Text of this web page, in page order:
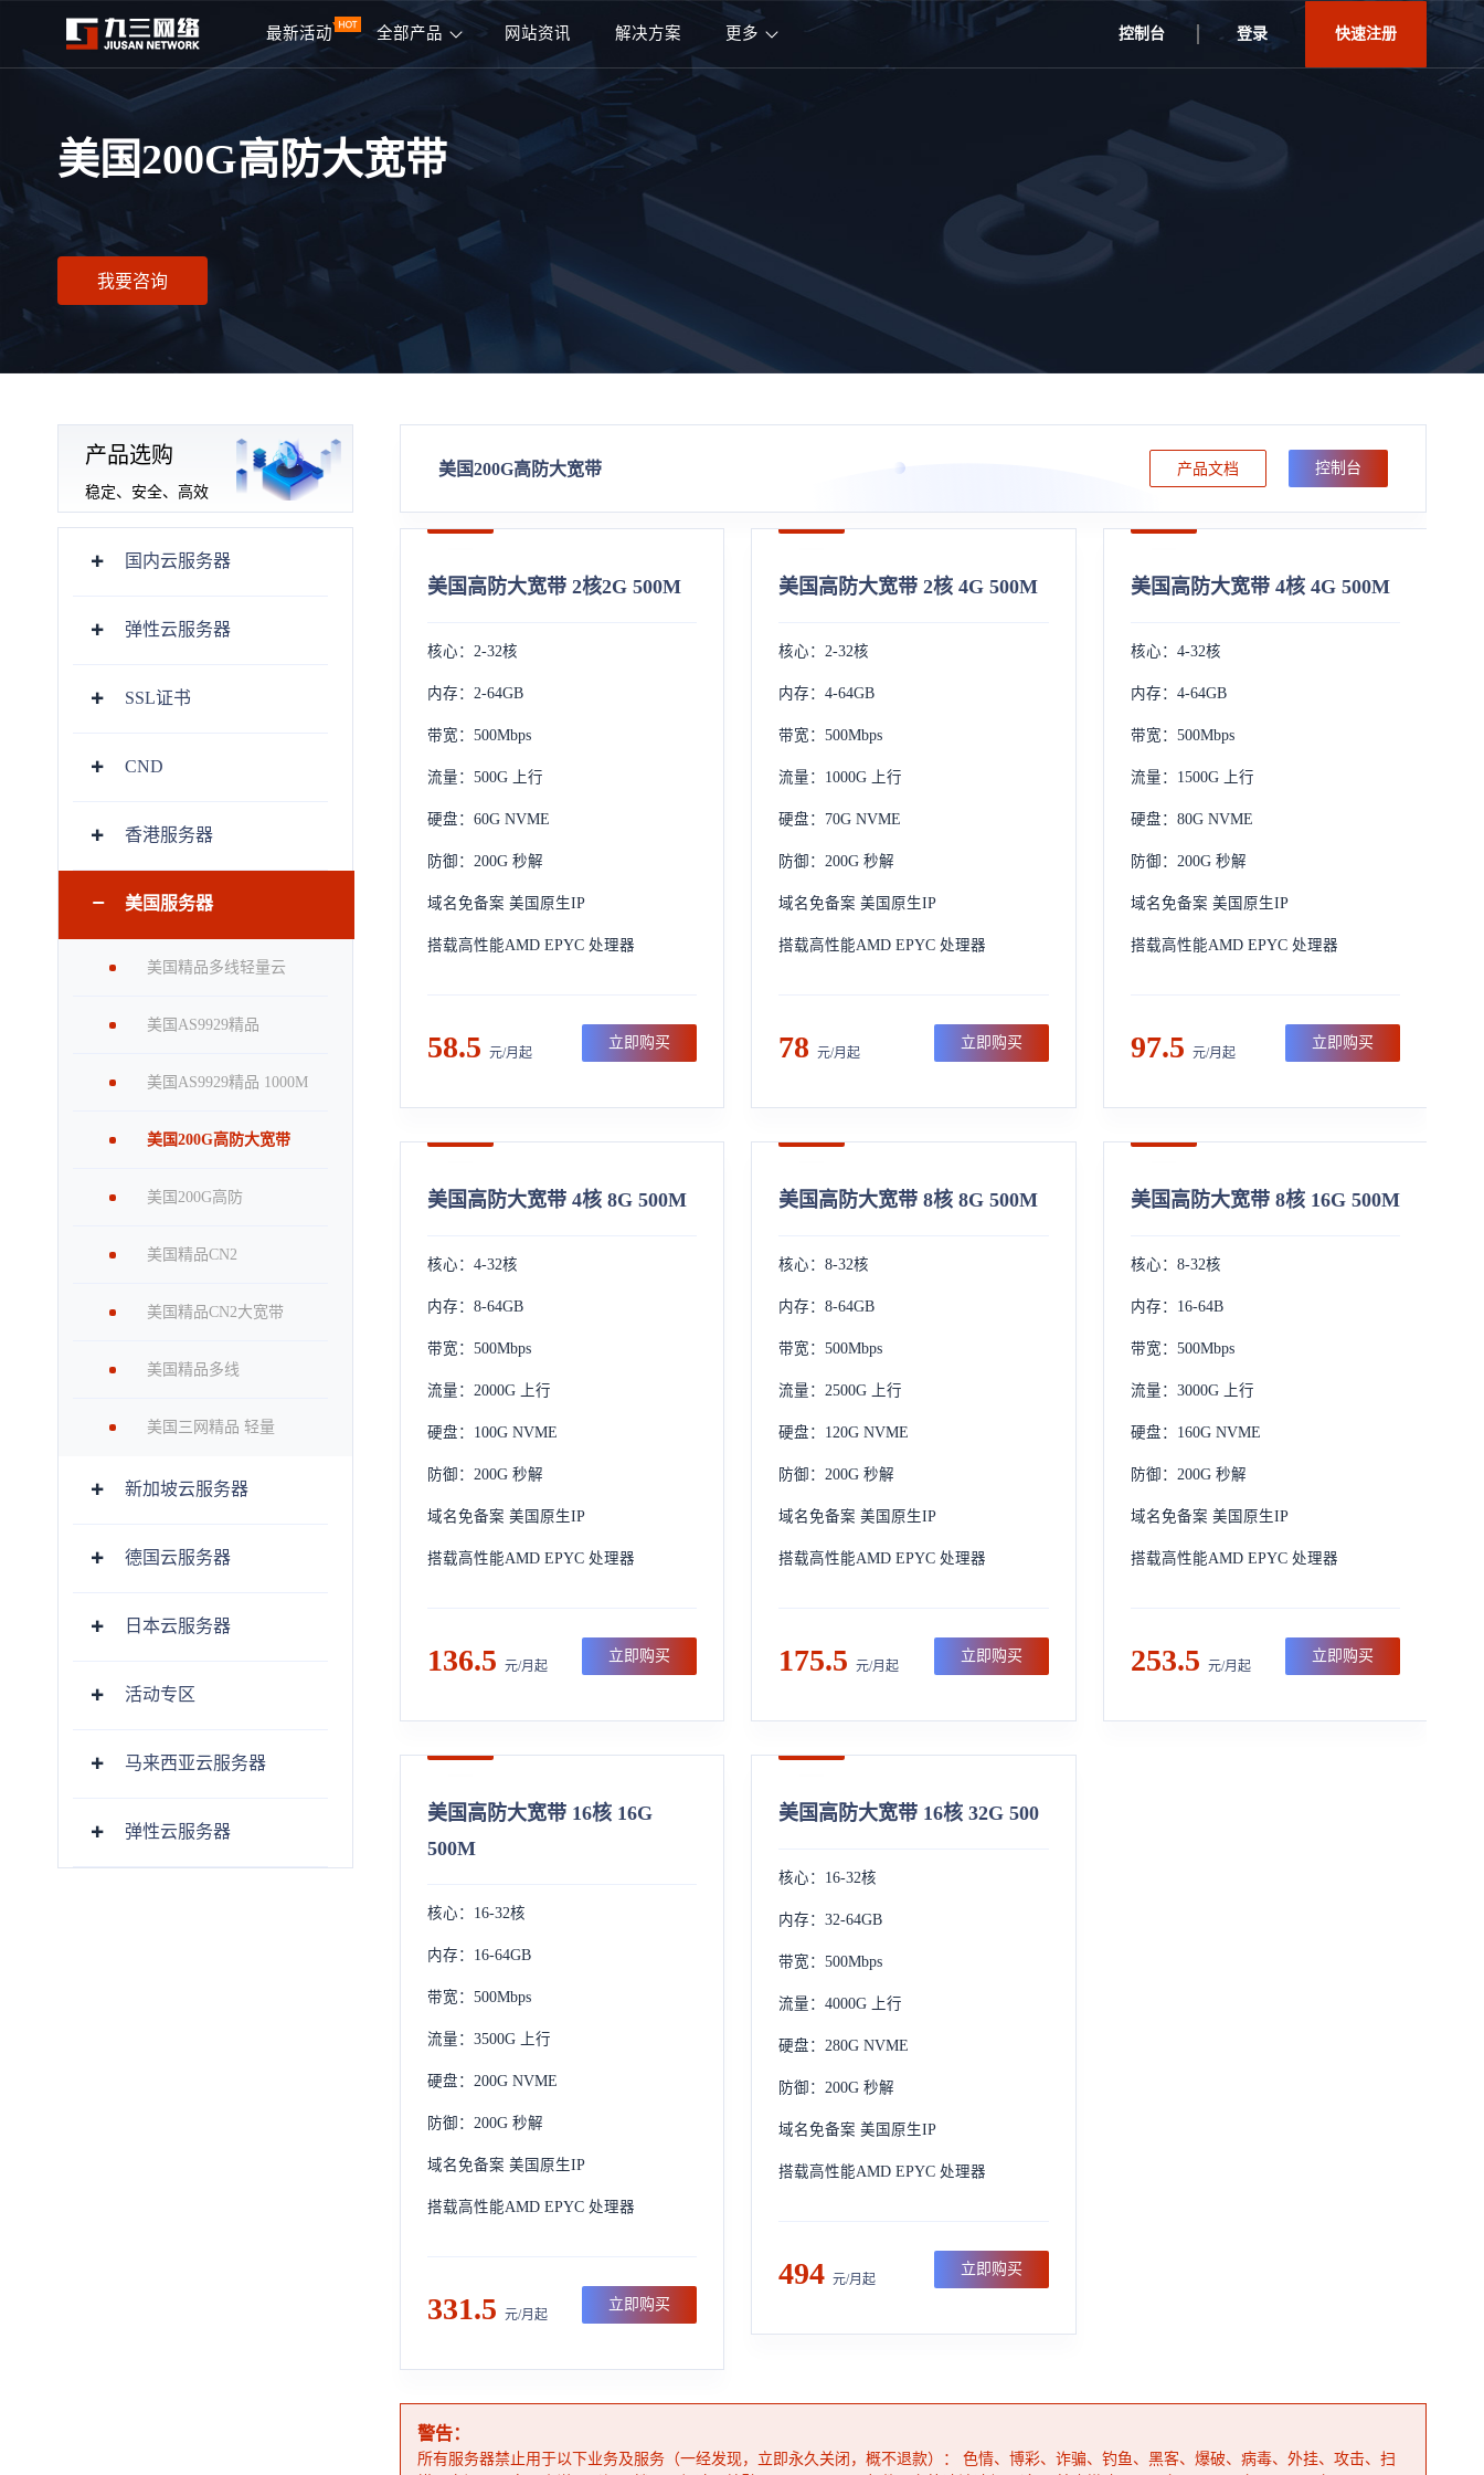
最新活动 全部产品 网站资讯 解决方案 更多 控制台 登录 快速注册
美国200G高防大宽带
我要咨询
产品选购
稳定、安全、高效
国内云服务器
弹性云服务器
SSL证书
CND
香港服务器
美国服务器
美国精品多线轻量云
美国AS9929精品
美国AS9929精品 1000M
美国200G高防大宽带
美国200G高防
美国精品CN2
美国精品CN2大宽带
美国精品多线
美国三网精品 轻量
新加坡云服务器
德国云服务器
日本云服务器
活动专区
马来西亚云服务器
弹性云服务器
美国200G高防大宽带 控制台
产品文档
美国高防大宽带 2核2G 500M
核心：2-32核
内存：2-64GB
带宽：500Mbps
流量：500G 上行
硬盘：60G NVME
防御：200G 秒解
域名免备案 美国原生IP
搭载高性能AMD EPYC 处理器
58.5 元/月起
立即购买
美国高防大宽带 2核 4G 500M
核心：2-32核
内存：4-64GB
带宽：500Mbps
流量：1000G 上行
硬盘：70G NVME
防御：200G 秒解
域名免备案 美国原生IP
搭载高性能AMD EPYC 处理器
78元/月起
立即购买
美国高防大宽带 4核 4G 500M
核心：4-32核
内存：4-64GB
带宽：500Mbps
流量：1500G 上行
硬盘：80G NVME
防御：200G 秒解
域名免备案 美国原生IP
搭载高性能AMD EPYC 处理器
97.5 元/月起
立即购买
美国高防大宽带 4核 8G 500M
核心：4-32核
内存：8-64GB
带宽：500Mbps
流量：2000G 上行
硬盘：100G NVME
防御：200G 秒解
域名免备案 美国原生IP
搭载高性能AMD EPYC 处理器
136.5 元/月起
立即购买
美国高防大宽带 8核 8G 500M
核心：8-32核
内存：8-64GB
带宽：500Mbps
流量：2500G 上行
硬盘：120G NVME
防御：200G 秒解
域名免备案 美国原生IP
搭载高性能AMD EPYC 处理器
175.5元/月起
立即购买
美国高防大宽带 8核 16G 500M
核心：8-32核
内存：16-64B
带宽：500Mbps
流量：3000G 上行
硬盘：160G NVME
防御：200G 秒解
域名免备案 美国原生IP
搭载高性能AMD EPYC 处理器
253.5 元/月起
立即购买
美国高防大宽带 16核 16G
500M
核心：16-32核
内存：16-64GB
带宽：500Mbps
流量：3500G 上行
硬盘：200G NVME
防御：200G 秒解
域名免备案 美国原生IP
搭载高性能AMD EPYC 处理器
331.5 元/月起
立即购买
美国高防大宽带 16核 32G 500
核心：16-32核
内存：32-64GB
带宽：500Mbps
流量：4000G 上行
硬盘：280G NVME
防御：200G 秒解
域名免备案 美国原生IP
搭载高性能AMD EPYC 处理器
494元/月起
立即购买
警告：
所有服务器禁止用于以下业务及服务（一经发现，立即永久关闭，概不退款）： 色情、博彩、诈骗、钓鱼、黑客、爆破、病毒、外挂、攻击、扫